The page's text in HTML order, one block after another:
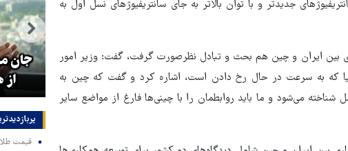
جدیدتر و با توان بالاتر به جای سانتریفیوژهای نسل اول به
بین ایران و چین هم بحث و تبادل نظرصورت گرفت، گفت: وزیر امور
که به سرعت در حال رخ دادن است، اشاره کرد و گفت که چین به
شناخته می‌شود و ما باید روابطمان را با چینی‌ها فارغ از مواضع سایر
از حال و هوای
ما به نوکری و خضوع هرچه بیشتر
در برابر زائران است
جان